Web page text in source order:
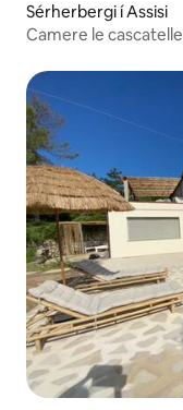
Sérherbergi í Assisi
Camere le